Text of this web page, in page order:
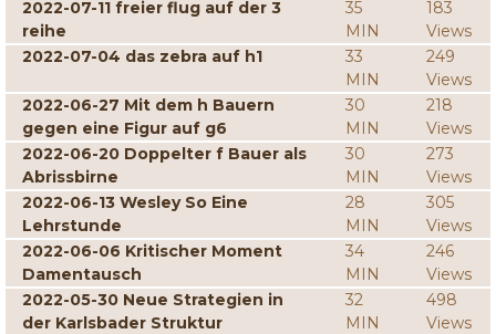
2022-07-11 freier flug auf der 3
reihe
35
MIN
183
Views
2022-07-04 das zebra auf h1
33
MIN
249
Views
2022-06-27 Mit dem h Bauern
gegen eine Figur auf g6
30
MIN
218
Views
2022-06-20 Doppelter f Bauer als
Abrissbirne
30
MIN
273
Views
2022-06-13 Wesley So Eine
Lehrstunde
28
MIN
305
Views
2022-06-06 Kritischer Moment
Damentausch
34
MIN
246
Views
2022-05-30 Neue Strategien in
der Karlsbader Struktur
32
MIN
498
Views